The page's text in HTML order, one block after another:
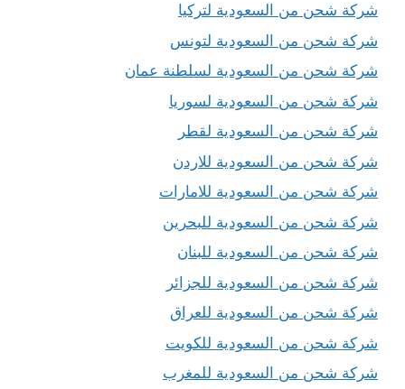
شركة شحن من السعودية لتركيا
شركة شحن من السعودية لتونس
شركة شحن من السعودية لسلطنة عمان
شركة شحن من السعودية لسوريا
شركة شحن من السعودية لقطر
شركة شحن من السعودية للاردن
شركة شحن من السعودية للامارات
شركة شحن من السعودية للبحرين
شركة شحن من السعودية للبنان
شركة شحن من السعودية للجزائر
شركة شحن من السعودية للعراق
شركة شحن من السعودية للكويت
شركة شحن من السعودية للمغرب